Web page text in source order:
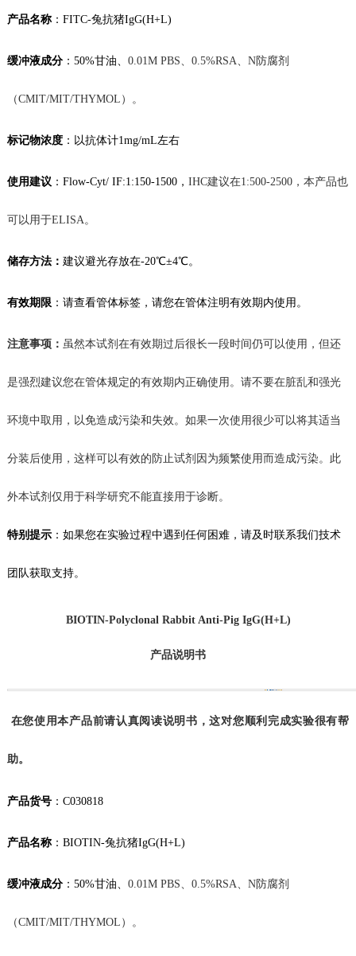
产品名称： FITC-兔抗猪IgG(H+L)
缓冲液成分：50%甘油、 0.01M PBS、 0.5%RSA 、N防腐剂
（CMIT/MIT/THYMOL）。
标记物浓度： 以抗体计1mg/mL左右
使用建议 ： Flow-Cyt/ IF:1:150-1500， IHC建议在1:500-2500， 本产品也
可以用于ELISA。
储存方法： 建议避光存放在-20℃±4℃。
有效期限 ： 请查看管体标签， 请您在管体注明有效期内使用。
注意事项： 虽然本试剂在有效期过后很长一段时间仍可以使用，但还
是强烈建议您在管体规定的有效期内正确使用。请不要在脏乱和强光
环境中取用，以免造成污染和失效。如果一次使用很少可以将其适当
分装后使用，这样可以有效的防止试剂 因为频繁使用而造成污染。此
外本试剂仅用于科学研究不能直接用于诊断。
特别提示：如果您在实验过程中遇到任何困难，请及时联系我们技术
团队获取支持。
BIOTIN-Polyclonal Rabbit Anti-Pig IgG(H+L)
产品说明书
在您使用本产品前请认真阅读说明书，这对您顺利完成实验很有帮
助。
产品货号： C030818
产品名称： BIOTIN-兔抗猪IgG(H+L)
缓冲液成分：50%甘油、 0.01M PBS、 0.5%RSA、N防腐剂
（CMIT/MIT/THYMOL）。